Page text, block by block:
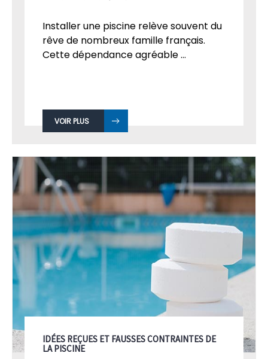
Installer une piscine relève souvent du
rêve de nombreux famille français.
Cette dépendance agréable ...
VOIR PLUS
IDÉES REÇUES ET FAUSSES CONTRAINTES DE
LA PISCINE